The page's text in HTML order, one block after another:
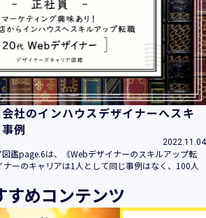
社のインハウスデザイナーへスキ
例
2022.11.04
鑑page.6は、《Webデザイナーのスキルアップ転
ーのキャリアは1人として同じ事例はなく、100人
すめコンテンツ